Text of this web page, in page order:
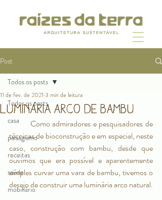
Post
Todos os posts
casa
paisagismo
receitas
saúde
mobiliário
Todos os posts
Luminária Arco de Bambu
11 de fev. de 2021 3 min de leitura
	Como admiradores e pesquisadores de
técnicas de bioconstrução e em especial, neste
caso, construção com bambu, desde que
ouvimos que era possível e aparentemente
simples curvar uma vara de bambu, tivemos o